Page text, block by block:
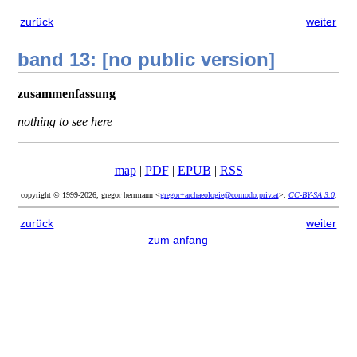
zurück weiter
band 13: [no public version]
zusammenfassung
nothing to see here
map| PDF| EPUB | RSS
copyright © 1999-2026, gregor herrmann <gregor+archaeologie@comodo.priv.at>. CC-BY-SA 3.0.
zurück
weiter
zum anfang